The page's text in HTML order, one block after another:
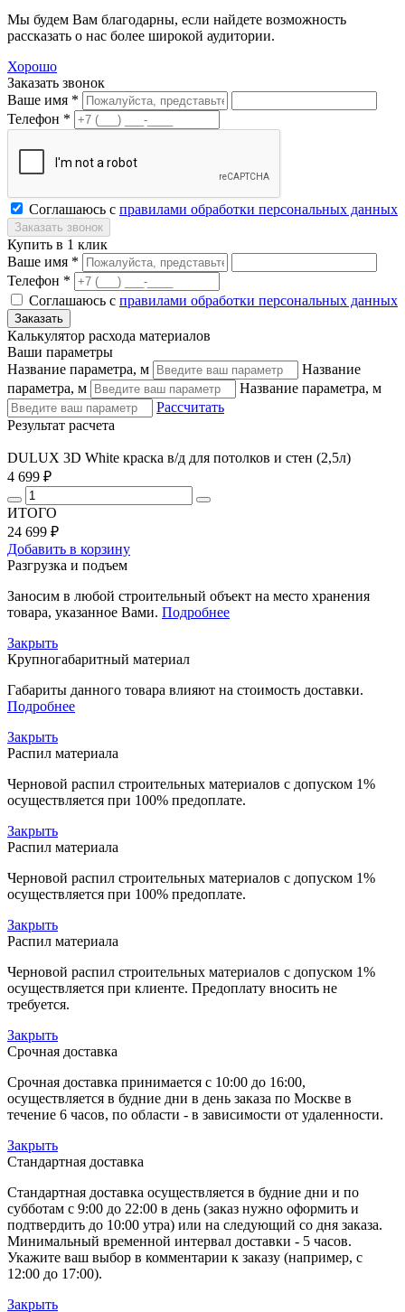
Мы будем Вам благодарны, если найдете возможность
рассказать о нас более широкой аудитории.
Хорошо
Заказать звонок
Ваше имя *
Телефон *
Соглашаюсь с правилами обработки персональных данных
Купить в 1 клик
Ваше имя *
Телефон *
Соглашаюсь с правилами обработки персональных данных
Калькулятор расхода материалов
Ваши параметры
Название параметра, м
Название
параметра, м
Название параметра, м
Рассчитать
Результат расчета
DULUX 3D White краска в/д для потолков и стен (2,5л)
4 699 ₽
ИТОГО
24 699 ₽
Добавить в корзину
Разгрузка и подъем
Заносим в любой строительный объект на место хранения
товара, указанное Вами. Подробнее
Закрыть
Крупногабаритный материал
Габариты данного товара влияют на стоимость доставки.
Подробнее
Закрыть
Распил материала
Черновой распил строительных материалов с допуском 1%
осуществляется при 100% предоплате.
Закрыть
Распил материала
Черновой распил строительных материалов с допуском 1%
осуществляется при 100% предоплате.
Закрыть
Распил материала
Черновой распил строительных материалов с допуском 1%
осуществляется при клиенте. Предоплату вносить не
требуется.
Закрыть
Срочная доставка
Срочная доставка принимается с 10:00 до 16:00,
осуществляется в будние дни в день заказа по Москве в
течение 6 часов, по области - в зависимости от удаленности.
Закрыть
Стандартная доставка
Стандартная доставка осуществляется в будние дни и по
субботам с 9:00 до 22:00 в день (заказ нужно оформить и
подтвердить до 10:00 утра) или на следующий со дня заказа.
Минимальный временной интервал доставки - 5 часов.
Укажите ваш выбор в комментарии к заказу (например, с
12:00 до 17:00).
Закрыть